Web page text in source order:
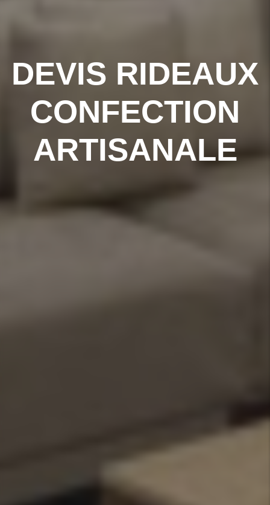
DEVIS RIDEAUX
CONFECTION
ARTISANALE